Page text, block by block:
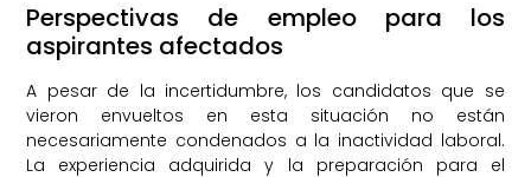
Perspectivas de empleo para los
aspirantes afectados
A pesar de la incertidumbre, los candidatos que se
vieron envueltos en esta situación no están
necesariamente condenados a la inactividad laboral.
La experiencia adquirida y la preparación para el